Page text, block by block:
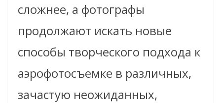
сложнее, а фотографы
продолжают искать новые
способы творческого подхода к
аэрофотосъемке в различных,
зачастую неожиданных,